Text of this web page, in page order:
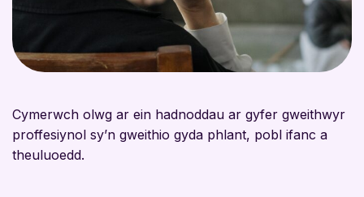
Cymerwch olwg ar ein hadnoddau ar gyfer gweithwyr
proffesiynol sy’n gweithio gyda phlant, pobl ifanc a
theuluoedd.